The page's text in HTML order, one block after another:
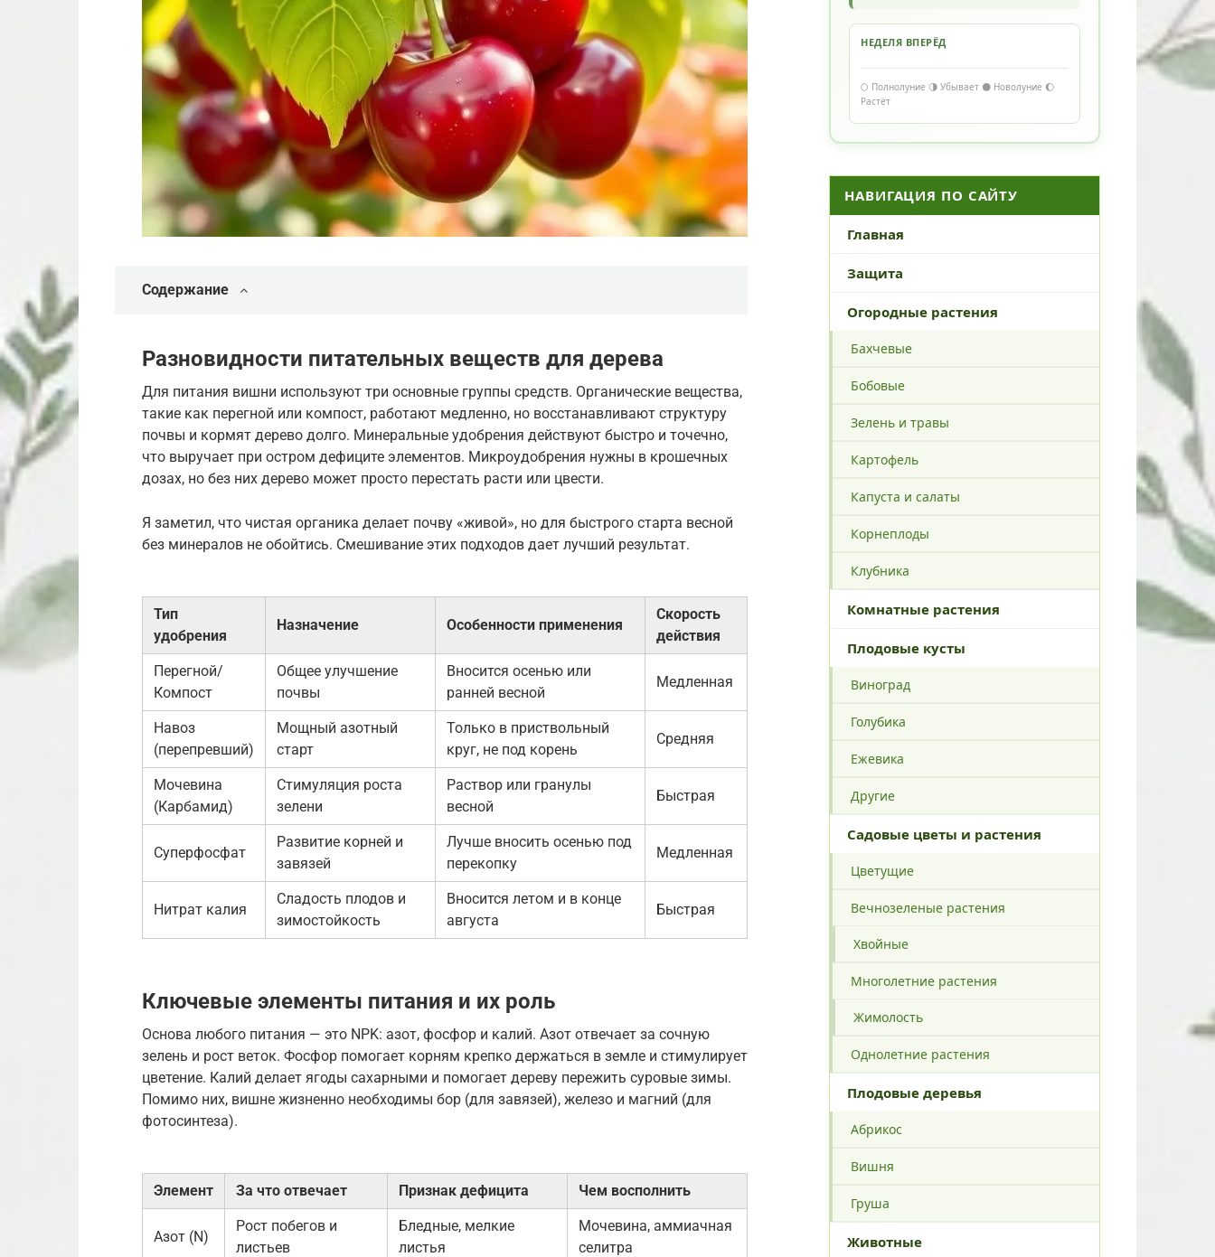
Содержание
Разновидности питательных веществ для дерева
Для питания вишни используют три основные группы средств. Органические вещества,
такие как перегной или компост, работают медленно, но восстанавливают структуру
почвы и кормят дерево долго. Минеральные удобрения действуют быстро и точечно,
что выручает при остром дефиците элементов. Микроудобрения нужны в крошечных
дозах, но без них дерево может просто перестать расти или цвести.
Я заметил, что чистая органика делает почву «живой», но для быстрого старта весной
без минералов не обойтись. Смешивание этих подходов дает лучший результат.
Тип
удобрения
Назначение Особенности применения
Скорость
действия
Перегной/
Компост
Общее улучшение
почвы
Вносится осенью или
ранней весной
Медленная
Навоз
(перепревший)
Мощный азотный
старт
Только в приствольный
круг, не под корень
Средняя
Мочевина
(Карбамид)
Стимуляция роста
зелени
Раствор или гранулы
весной
Быстрая
Суперфосфат
Развитие корней и
завязей
Лучше вносить осенью под
перекопку
Медленная
Нитрат калия
Сладость плодов и
зимостойкость
Вносится летом и в конце
августа
Быстрая
Ключевые элементы питания и их роль
Основа любого питания — это NPK: азот, фосфор и калий. Азот отвечает за сочную
зелень и рост веток. Фосфор помогает корням крепко держаться в земле и стимулирует
цветение. Калий делает ягоды сахарными и помогает дереву пережить суровые зимы.
Помимо них, вишне жизненно необходимы бор (для завязей), железо и магний (для
фотосинтеза).
Элемент За что отвечает Признак дефицита Чем восполнить
Азот (N)
Рост побегов и
листьев
Бледные, мелкие
листья
Мочевина, аммиачная
селитра
НЕДЕЛЯ ВПЕРЁД
🌕 Полнолуние 🌗 Убывает 🌑 Новолуние 🌔
Растёт
НАВИГАЦИЯ ПО САЙТУ
Главная
Защита
Огородные растения
Бахчевые
Бобовые
Зелень и травы
Картофель
Капуста и салаты
Корнеплоды
Клубника
Комнатные растения
Плодовые кусты
Виноград
Голубика
Ежевика
Другие
Садовые цветы и растения
Цветущие
Вечнозеленые растения
Хвойные
Многолетние растения
Жимолость
Однолетние растения
Плодовые деревья
Абрикос
Вишня
Груша
Животные